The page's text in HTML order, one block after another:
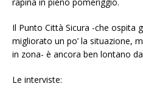
Il Punto Città Sicura -che ospita
migliorato un po’ la situazione,
in zona- è ancora ben lontano
Le interviste: